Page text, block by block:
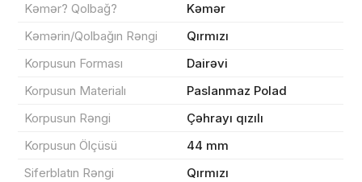
Kəmər? Qolbağ?
Kəmər
Kəmərin/Qolbağın Rəngi
Qırmızı
Korpusun Forması
Dairəvi
Korpusun Materialı
Paslanmaz Polad
Korpusun Rəngi
Çəhrayı qızılı
Korpusun Ölçüsü
44 mm
Siferblatın Rəngi
Qırmızı
Sifarişin detalları
Məhsul toplam
Endirim